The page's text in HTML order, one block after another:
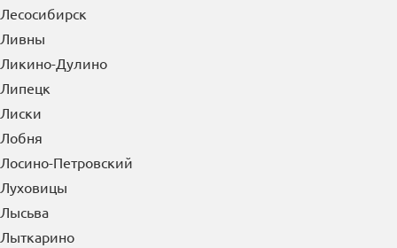
Лесосибирск
Ливны
Ликино-Дулино
Липецк
Лиски
Лобня
Лосино-Петровский
Луховицы
Лысьва
Лыткарино